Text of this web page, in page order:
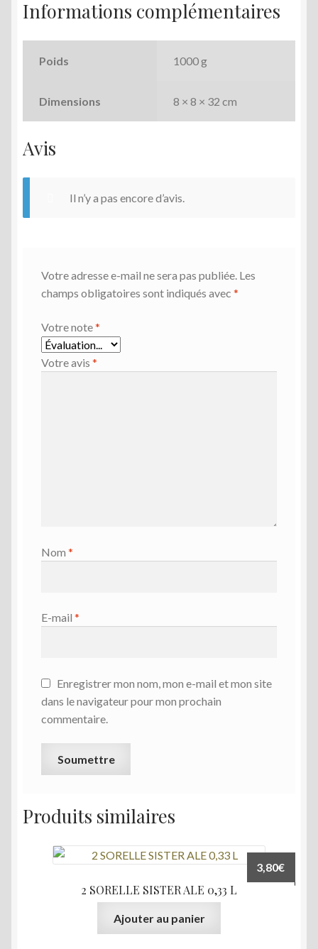
Informations complémentaires
Poids 1000 g
Dimensions 8 × 8 × 32 cm
Avis
Il n’y a pas encore d’avis.
Votre adresse e-mail ne sera pas publiée. Les
champs obligatoires sont indiqués avec *
Votre note*
Votre avis *
Nom *
E-mail *
Enregistrer mon nom, mon e-mail et mon site
dans le navigateur pour mon prochain
commentaire.
Produits similaires
2 SORELLE SISTER ALE 0,33 L
3,80€
Ajouter au panier